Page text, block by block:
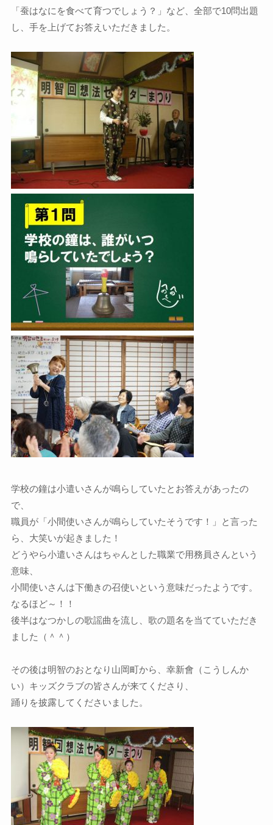
「蚕はなにを食べて育つでしょう？」など、全部で10問出題
し、手を上げてお答えいただきました。
学校の鐘は小遣いさんが鳴らしていたとお答えがあったの
で、
職員が「小間使いさんが鳴らしていたそうです！」と言った
ら、大笑いが起きました！
どうやら小遣いさんはちゃんとした職業で用務員さんという
意味、
小間使いさんは下働きの召使いという意味だったようです。
なるほど～！！
後半はなつかしの歌謡曲を流し、歌の題名を当てていただき
ました（＾＾）
その後は明智のおとなり山岡町から、幸新會（こうしんか
い）キッズクラブの皆さんが来てくださり、
踊りを披露してくださいました。